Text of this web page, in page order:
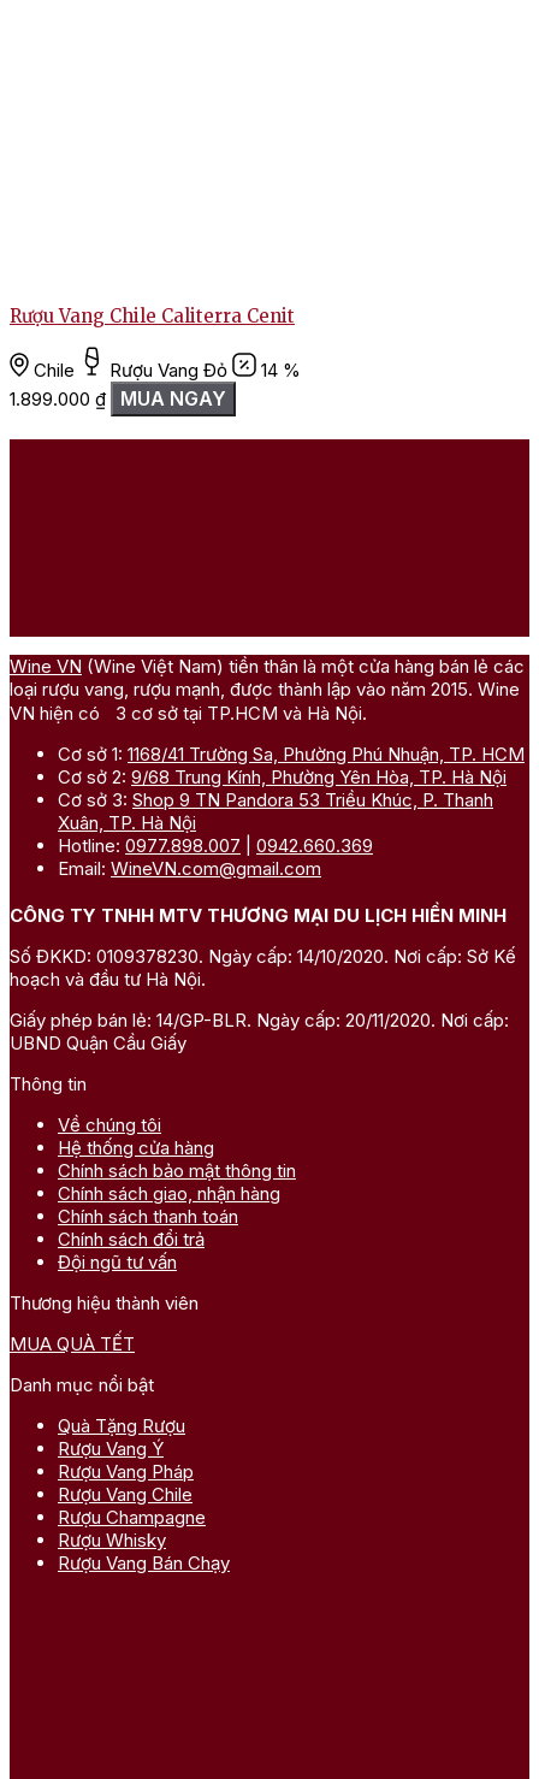
Rượu Vang Chile Caliterra Cenit
Chile Rượu Vang Đỏ
14 %
1.899.000 ₫ MUA NGAY
Wine VN (Wine Việt Nam) tiền thân là một cửa hàng bán lẻ các
loại rượu vang, rượu mạnh, được thành lập vào năm 2015. Wine
VN hiện có 3 cơ sở tại TP.HCM và Hà Nội.
Cơ sở 1: 1168/41 Trường Sa, Phường Phú Nhuận, TP. HCM
Cơ sở 2: 9/68 Trung Kính, Phường Yên Hòa, TP. Hà Nội
Cơ sở 3: Shop 9 TN Pandora 53 Triều Khúc, P. Thanh
Xuân, TP. Hà Nội
Hotline: 0977.898.007
0942.660.369
Email: WineVN.com@gmail.com
CÔNG TY TNHH MTV THƯƠNG MẠI DU LỊCH HIỀN MINH
Số ĐKKD: 0109378230. Ngày cấp: 14/10/2020. Nơi cấp: Sở Kế
hoạch và đầu tư Hà Nội.
Giấy phép bán lẻ: 14/GP-BLR. Ngày cấp: 20/11/2020. Nơi cấp:
UBND Quận Cầu Giấy
Thông tin
Về chúng tôi
Hệ thống cửa hàng
Chính sách bảo mật thông tin
Chính sách giao, nhận hàng
Chính sách thanh toán
Chính sách đổi trả
Đội ngũ tư vấn
Thương hiệu thành viên
MUA QUÀ TẾT
Danh mục nổi bật
Quà Tặng Rượu
Rượu Vang Ý
Rượu Vang Pháp
Rượu Vang Chile
Rượu Champagne
Rượu Whisky
Rượu Vang Bán Chạy